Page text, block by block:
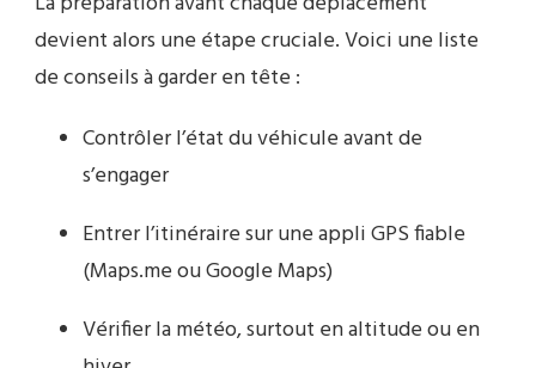
devient alors une étape cruciale. Voici une liste
de conseils à garder en tête :
Contrôler l’état du véhicule avant de
s’engager
Entrer l’itinéraire sur une appli GPS fiable
(Maps.me ou Google Maps)
Vérifier la météo, surtout en altitude ou en